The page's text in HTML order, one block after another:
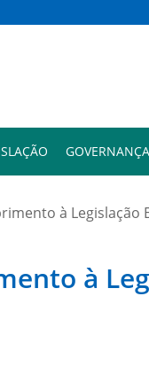
GOVERNANÇA
à Legislação
à